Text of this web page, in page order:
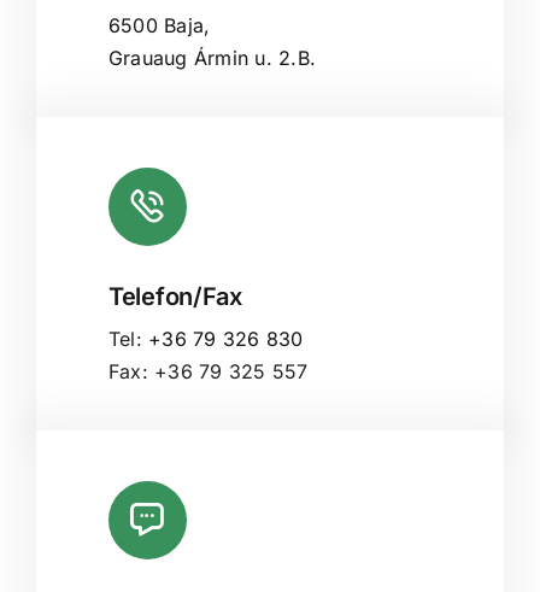
6500 Baja,
Grauaug Ármin u. 2.B.
Telefon/Fax
Tel: +36 79 326 830
Fax: +36 79 325 557